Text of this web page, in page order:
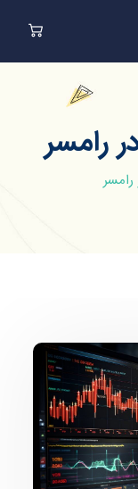
رامسر